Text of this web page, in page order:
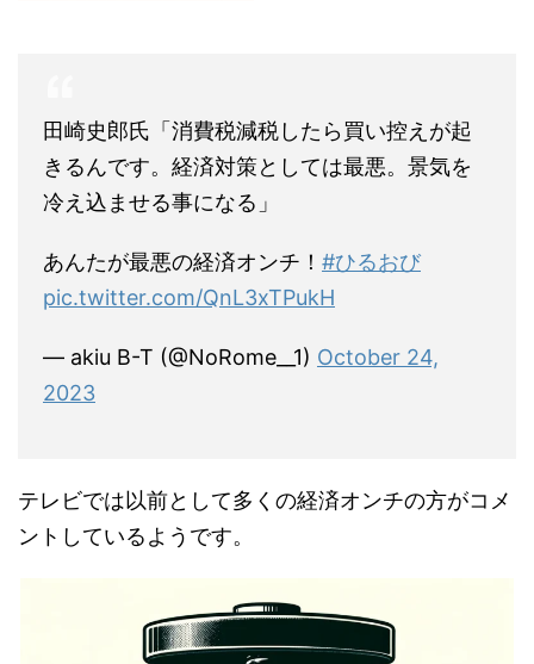
冷え込ませる事になる」
あんたが最悪の経済オンチ！
— akiu B-T (@NoRome__1) October 24,